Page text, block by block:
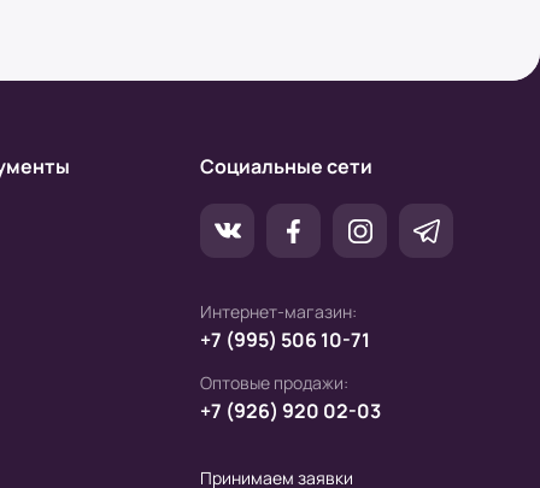
Социальные сети
Интернет-магазин:
+7 (995) 506 10-71
Оптовые продажи:
+7 (926) 920 02-03
Принимаем заявки